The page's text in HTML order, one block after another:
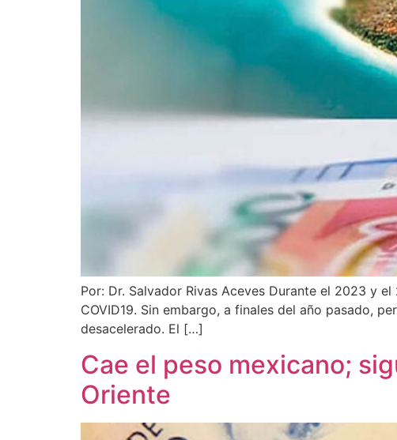
Por: Dr. Salvador Rivas Aceves Durante el 2023 y
COVID19. Sin embargo, a finales del año pasado,
desacelerado. El […]
Cae el peso mexicano;
Oriente